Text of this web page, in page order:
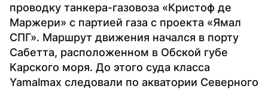
проводку танкера-газовоза «Кристоф де
Маржери» с партией газа с проекта «Ямал
СПГ». Маршрут движения начался в порту
Сабетта, расположенном в Обской губе
Карского моря. До этого суда класса
Yamalmax следовали по акватории Северного